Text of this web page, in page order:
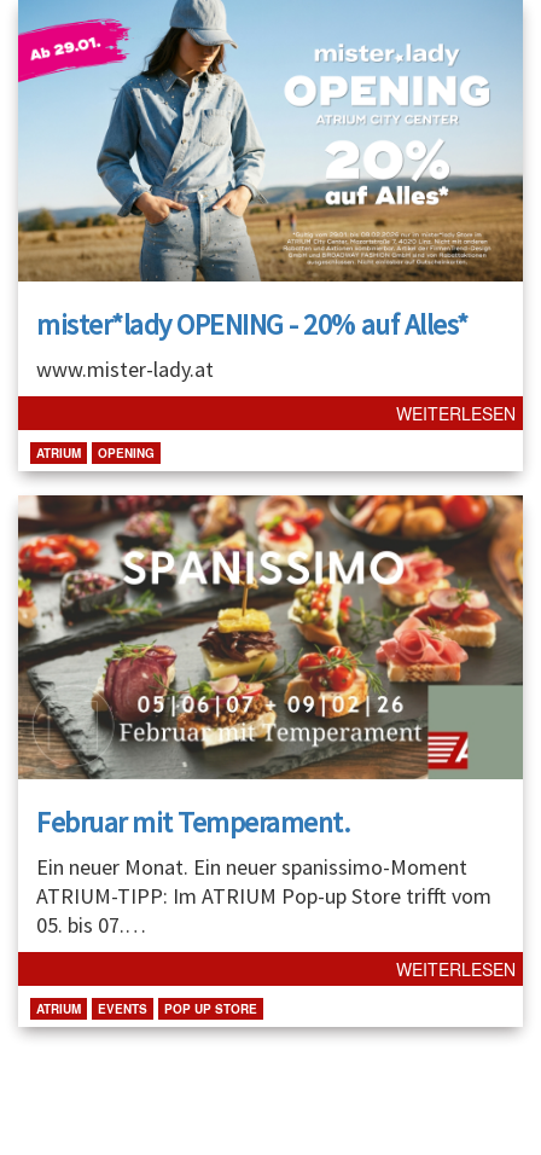
mister*lady OPENING - 20% auf Alles*
www.mister-lady.at
WEITERLESEN
ATRIUM OPENING
Februar mit Temperament.
Ein neuer Monat. Ein neuer spanissimo-Moment
ATRIUM-TIPP: Im ATRIUM Pop-up Store trifft vom
05. bis 07.…
WEITERLESEN
ATRIUM EVENTS POP UP STORE